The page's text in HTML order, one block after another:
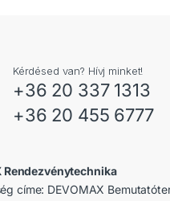
Kérdésed van? Hívj minket!
+36 20 337 1313
+36 20 455 6777
Rendezvénytechnika
címe: DEVOMAX